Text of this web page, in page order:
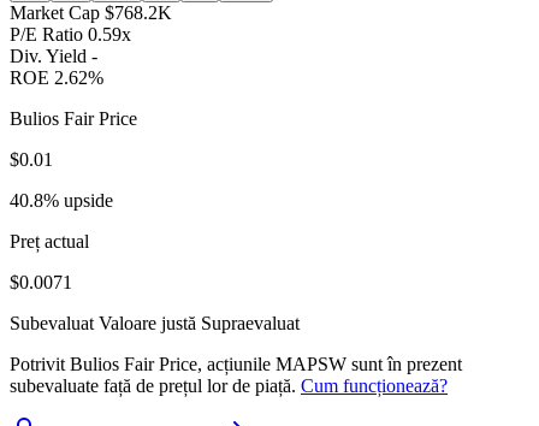
Market Cap $768.2K
P/E Ratio 0.59x
Div. Yield -
ROE 2.62%
Bulios Fair Price
$0.01
40.8% upside
Preț actual
$0.0071
Subevaluat Valoare justă Supraevaluat
Potrivit Bulios Fair Price, acțiunile MAPSW sunt în prezent
subevaluate față de prețul lor de piață. Cum funcționează?